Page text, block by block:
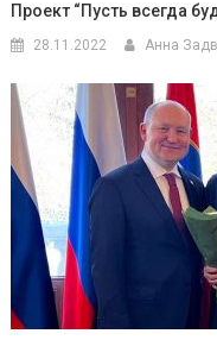
Проект “Пусть всегда
28.11.2022 Анна